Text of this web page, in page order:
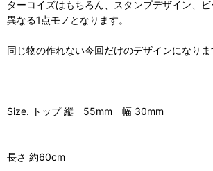
ターコイズはもちろん、スタンプデザイン、
異なる1点モノとなります。
同じ物の作れない今回だけのデザインになりま
Size. トップ 縦 55mm 幅 30mm
長さ 約60cm